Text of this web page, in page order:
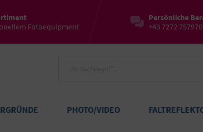
Fotoequipment
Persönliche
+43 7272 757970
PHOTO/VIDEO